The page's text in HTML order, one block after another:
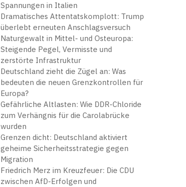
Spannungen in Italien
Dramatisches Attentatskomplott: Trump
überlebt erneuten Anschlagsversuch
Naturgewalt in Mittel- und Osteuropa:
Steigende Pegel, Vermisste und
zerstörte Infrastruktur
Deutschland zieht die Zügel an: Was
bedeuten die neuen Grenzkontrollen für
Europa?
Gefährliche Altlasten: Wie DDR-Chloride
zum Verhängnis für die Carolabrücke
wurden
Grenzen dicht: Deutschland aktiviert
geheime Sicherheitsstrategie gegen
Migration
Friedrich Merz im Kreuzfeuer: Die CDU
zwischen AfD-Erfolgen und